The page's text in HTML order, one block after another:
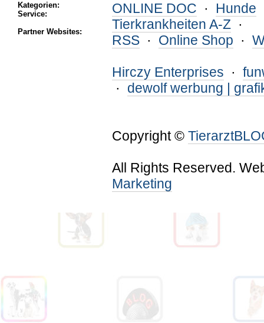
Kategorien:
Service:
Partner Websites:
ONLINE DOC · Hunde
Tierkrankheiten A-Z ·
RSS · Online Shop ·
Hirczy Enterprises ·
· dewolf werbung |
Copyright ©
All Rights Reserved.
Marketing